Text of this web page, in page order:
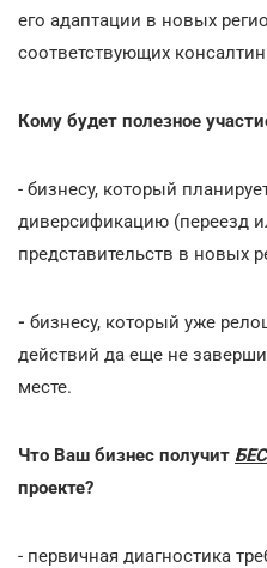
его адаптации в новых
соответствующих
Кому будет полезное
- бизнесу, который
диверсификацию (переезд
представительств в новых
- бизнесу, который уже
действий да еще не
месте.
Что Ваш бизнес получит
проекте?
- первичная диагностика